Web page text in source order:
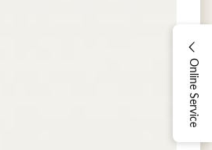
Online Service